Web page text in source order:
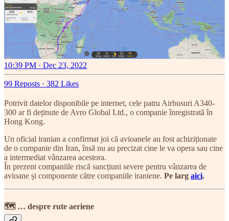
10:39 PM · Dec 23, 2022
99 Reposts · 382 Likes
Potrivit datelor disponibile pe internet, cele patru Airbusuri A340-
300 ar fi deținute de Avro Global Ltd., o companie înregistrată în
Hong Kong.
Un oficial iranian a confirmat joi că avioanele au fost achiziționate
de o companie din Iran, însă nu au precizat cine le va opera sau cine
a intermediat vânzarea acestora.
În prezent companiile riscă sancțiuni severe pentru vânzarea de
avioane și componente către companiile iraniene. Pe larg aici.
🗺 … despre rute aeriene